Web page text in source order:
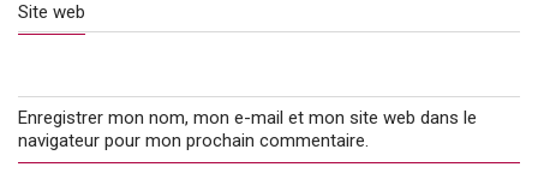
Site web
Enregistrer mon nom, mon e-mail et mon site web dans le
navigateur pour mon prochain commentaire.